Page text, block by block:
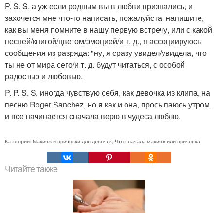
P. S. S. а уж если родным вы в любви признались, и
захочется мне что-то написать, пожалуйста, напишите,
как вы меня помните в нашу первую встречу, или с какой
песней/книгой/цветом/эмоцией/и т. д., я ассоциируюсь
сообщения из разряда: "ну, я сразу увидел/увидела, что
ты не от мира сего/и т. д. будут читаться, с особой
радостью и любовью.
P. P. S. S. иногда чувствую себя, как девочка из клипа, на
песню Roger Sanchez, но я как и она, просыпаюсь утром,
и все начинается сначала верю в чудеса люблю.
Категории: Макияж и прически для девочек Что сначала макияж или прическа
Читайте также